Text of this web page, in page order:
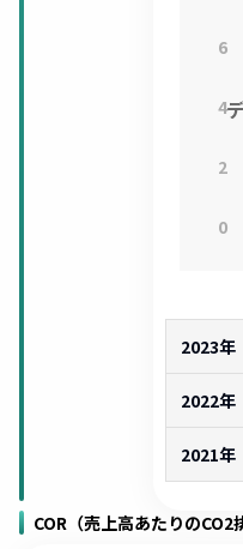
0
2
4
6
2023年
2022年
2021年
COR（売上高あたりのCO2